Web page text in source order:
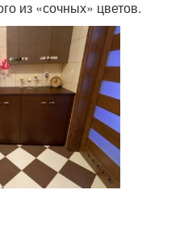
из «сочных» цветов.